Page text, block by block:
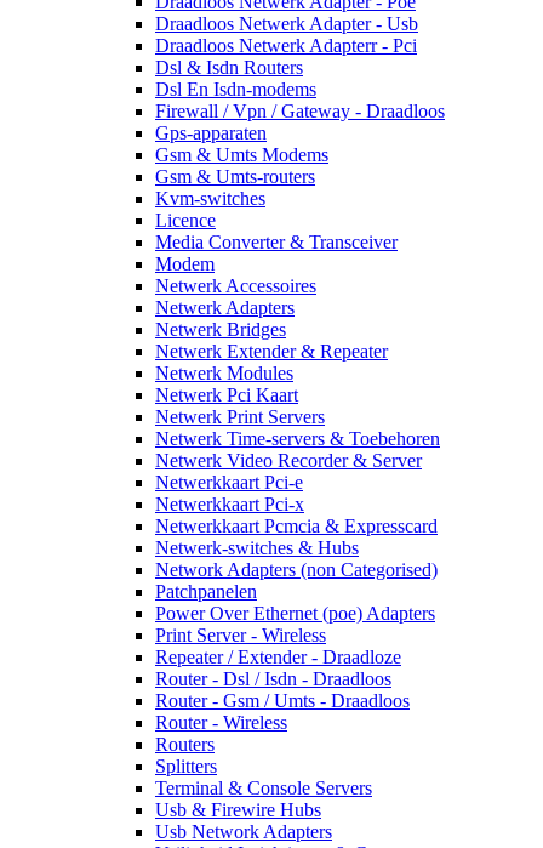
Draadloos Netwerk Adapter - Usb
Draadloos Netwerk Adapterr - Pci
Dsl & Isdn Routers
Dsl En Isdn-modems
Firewall / Vpn / Gateway - Draadloos
Gps-apparaten
Gsm & Umts Modems
Gsm & Umts-routers
Kvm-switches
Licence
Media Converter & Transceiver
Modem
Netwerk Accessoires
Netwerk Adapters
Netwerk Bridges
Netwerk Extender & Repeater
Netwerk Modules
Netwerk Pci Kaart
Netwerk Print Servers
Netwerk Time-servers & Toebehoren
Netwerk Video Recorder & Server
Netwerkkaart Pci-e
Netwerkkaart Pci-x
Netwerkkaart Pcmcia & Expresscard
Netwerk-switches & Hubs
Network Adapters (non Categorised)
Patchpanelen
Power Over Ethernet (poe) Adapters
Print Server - Wireless
Repeater / Extender - Draadloze
Router - Dsl / Isdn - Draadloos
Router - Gsm / Umts - Draadloos
Router - Wireless
Routers
Splitters
Terminal & Console Servers
Usb & Firewire Hubs
Usb Network Adapters